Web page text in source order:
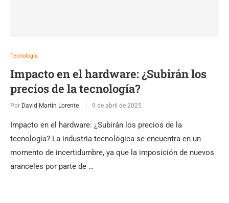
Tecnología
Impacto en el hardware: ¿Subirán los
precios de la tecnología?
Por David Martín Lorente 9 de abril de 2025
Impacto en el hardware: ¿Subirán los precios de la
tecnología? La industria tecnológica se encuentra en un
momento de incertidumbre, ya que la imposición de nuevos
aranceles por parte de …